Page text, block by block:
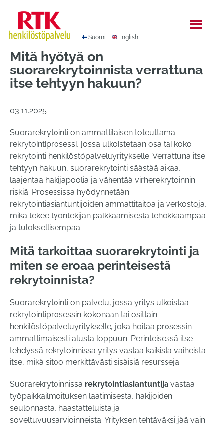
sisältöön
Suomi English
Mitä hyötyä on
suorarekrytoinnista verrattuna
itse tehtyyn hakuun?
03.11.2025
Suorarekrytointi on ammattilaisen toteuttama
rekrytointiprosessi, jossa ulkoistetaan osa tai koko
rekrytointi henkilöstöpalveluyritykselle. Verrattuna itse
tehtyyn hakuun, suorarekrytointi säästää aikaa,
laajentaa hakijapoolia ja vähentää virherekrytoinnin
riskiä. Prosessissa hyödynnetään
rekrytointiasiantuntijoiden ammattitaitoa ja verkostoja,
mikä tekee työntekijän palkkaamisesta tehokkaampaa
ja tuloksellisempaa.
Mitä tarkoittaa suorarekrytointi ja
miten se eroaa perinteisestä
rekrytoinnista?
Suorarekrytointi on palvelu, jossa yritys ulkoistaa
rekrytointiprosessin kokonaan tai osittain
henkilöstöpalveluyritykselle, joka hoitaa prosessin
ammattimaisesti alusta loppuun. Perinteisessä itse
tehdyssä rekrytoinnissa yritys vastaa kaikista vaiheista
itse, mikä sitoo merkittävästi sisäisiä resursseja.
Suorarekrytoinnissa rekrytointiasiantuntija vastaa
työpaikkailmoituksen laatimisesta, hakijoiden
seulonnasta, haastatteluista ja
soveltuvuusarvioinneista. Yrityksen tehtäväksi jää vain